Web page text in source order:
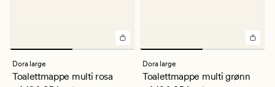
Dora large
Toalettmappe multi rosa
Dora large
Toalettmappe multi grønn